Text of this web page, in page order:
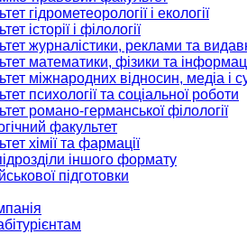
гідрометеорології і екології
історії і філології
журналістики, реклами та
математики, фізики та
міжнародних відносин, медіа і
психології та соціальної роботи
романо-германської філології
факультет
хімії та фармації
іншого формату
підготовки